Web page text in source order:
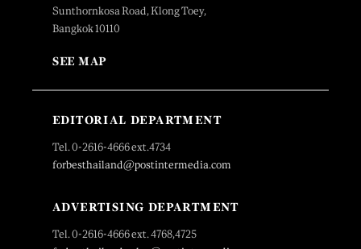
Sunthornkosa Road, Klong Toey,
Bangkok 10110
SEE MAP
EDITORIAL DEPARTMENT
Tel. 0-2616-4666 ext.4734
forbesthailand@postintermedia.com
ADVERTISING DEPARTMENT
Tel. 0-2616-4666 ext. 4768,4725